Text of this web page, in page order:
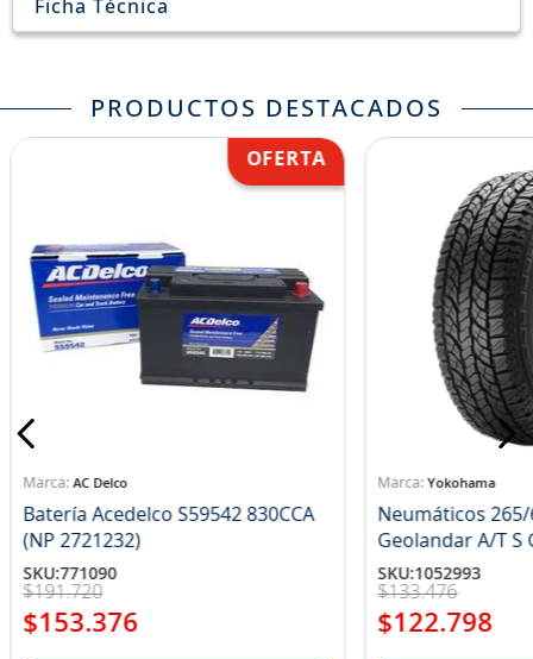
Ficha Técnica
PRODUCTOS DESTACADOS
AC Delco
Batería Acedelco S59542 830CCA
(NP 2721232)
SKU:771090
$191.720
$153.376
Yokohama
Neumáticos 265/
SKU:1052993
$133.476
$122.798